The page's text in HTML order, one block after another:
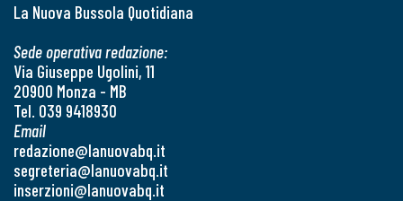
La Nuova Bussola Quotidiana
Sede operativa redazione:
Via Giuseppe Ugolini, 11
20900 Monza - MB
Tel. 039 9418930
Email
redazione@lanuovabq.it
segreteria@lanuovabq.it
inserzioni@lanuovabq.it